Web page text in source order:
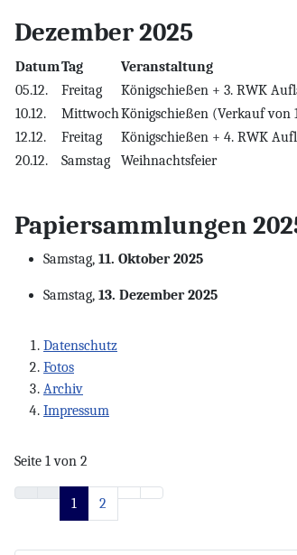
Dezember 2025
DatumTag
Veranstaltung
05.12.
Freitag
Königschießen + 3. RWK
10.12.
MittwochKönigschießen (Verkauf von
12.12.
Freitag
Königschießen + 4. RWK
20.12.
Samstag Weihnachtsfeier
Papiersammlungen
Samstag, 11. Oktober 2025
Samstag, 13. Dezember 2025
Datenschutz
Fotos
Archiv
Impressum
Seite 1 von 2
1 2